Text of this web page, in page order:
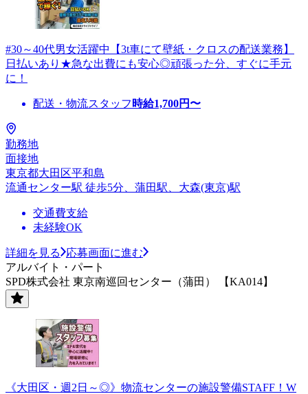
#30～40代男女活躍中【3t車にて壁紙・クロスの配送業務】
日払いあり★急な出費にも安心◎頑張った分、すぐに手元
に！
配送・物流スタッフ 時給1,700円〜
勤務地
面接地
東京都大田区平和島
流通センター駅 徒歩5分、蒲田駅、大森(東京)駅
交通費支給
未経験OK
詳細を見る
応募画面に進む
アルバイト・パート
SPD株式会社 東京南巡回センター（蒲田） 【KA014】
《大田区・週2日～◎》物流センターの施設警備STAFF！W